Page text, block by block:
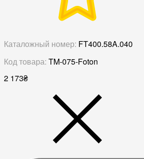
Каталожный номер: FT400.58A.040
Код товара: TM-075-Foton
2 173₴